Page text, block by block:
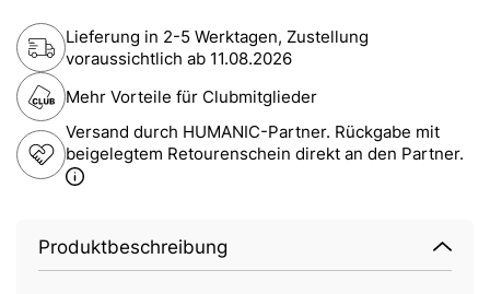
Lieferung in 2-5 Werktagen, Zustellung
voraussichtlich ab 11.08.2026
Mehr Vorteile für Clubmitglieder
Versand durch HUMANIC-Partner. Rückgabe mit
beigelegtem Retourenschein direkt an den Partner.
Produktbeschreibung